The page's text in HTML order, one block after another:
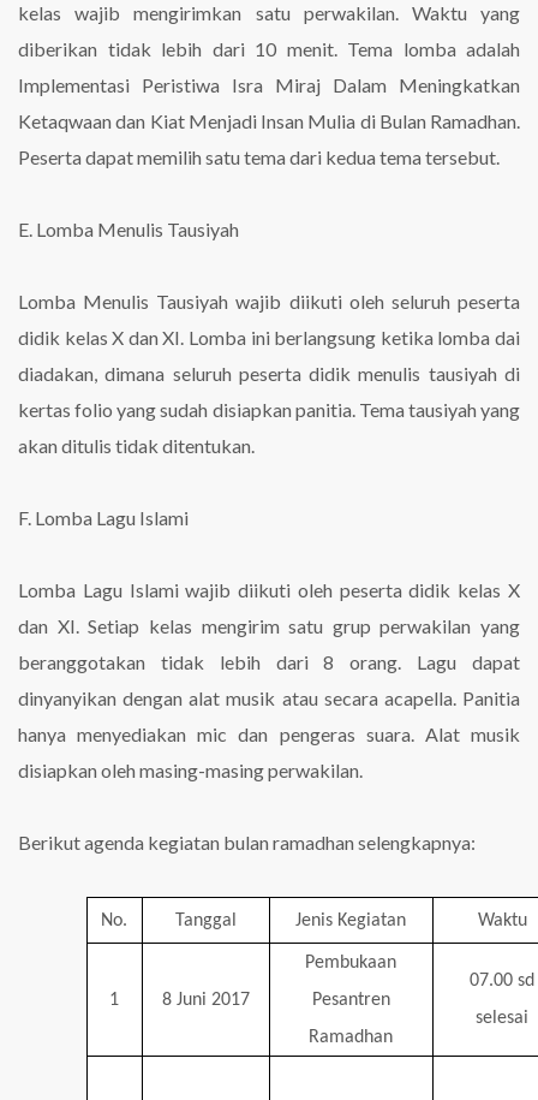
kelas wajib mengirimkan satu perwakilan. Waktu yang
diberikan tidak lebih dari 10 menit. Tema lomba adalah
Implementasi Peristiwa Isra Miraj Dalam Meningkatkan
Ketaqwaan dan Kiat Menjadi Insan Mulia di Bulan Ramadhan.
Peserta dapat memilih satu tema dari kedua tema tersebut.
E. Lomba Menulis Tausiyah
Lomba Menulis Tausiyah wajib diikuti oleh seluruh peserta
didik kelas X dan XI. Lomba ini berlangsung ketika lomba dai
diadakan, dimana seluruh peserta didik menulis tausiyah di
kertas folio yang sudah disiapkan panitia. Tema tausiyah yang
akan ditulis tidak ditentukan.
F. Lomba Lagu Islami
Lomba Lagu Islami wajib diikuti oleh peserta didik kelas X
dan XI. Setiap kelas mengirim satu grup perwakilan yang
beranggotakan tidak lebih dari 8 orang. Lagu dapat
dinyanyikan dengan alat musik atau secara acapella. Panitia
hanya menyediakan mic dan pengeras suara. Alat musik
disiapkan oleh masing-masing perwakilan.
Berikut agenda kegiatan bulan ramadhan selengkapnya:
No. Tanggal Jenis Kegiatan Waktu
1 8 Juni 2017
Pembukaan
Pesantren
Ramadhan
07.00 sd
selesai